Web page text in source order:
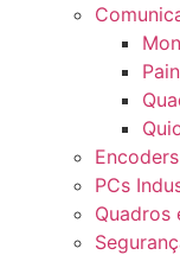
Encoders
PCs
Quadros